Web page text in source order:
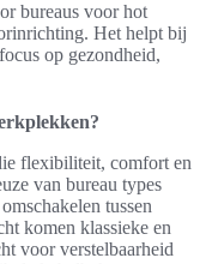
bureaus voor hot
Het helpt bij
op gezondheid,
flexibiliteit, comfort en
van bureau types
tussen
komen klassieke en
voor verstelbaarheid